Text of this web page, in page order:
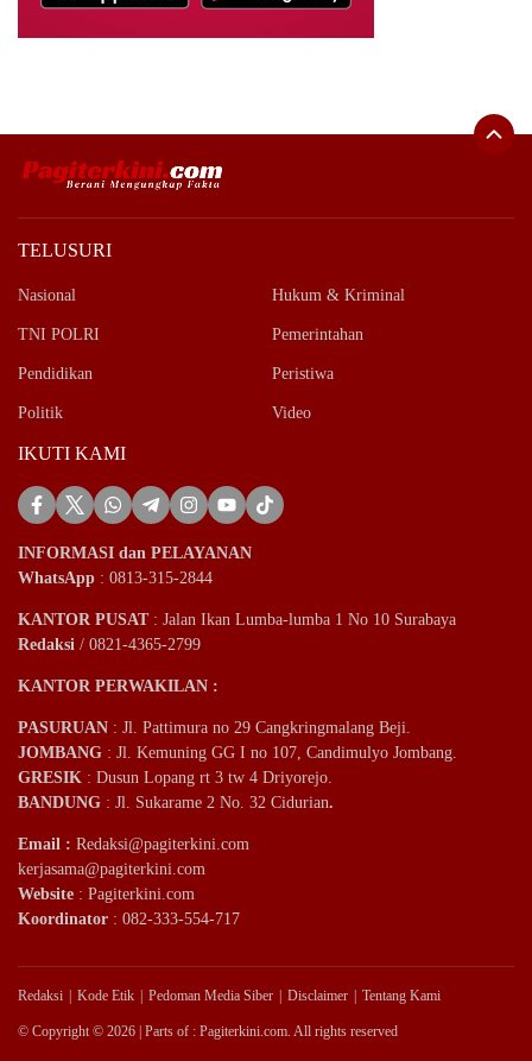
TELUSURI
Nasional Hukum & Kriminal
TNI POLRI Pemerintahan
Pendidikan Peristiwa
Politik Video
IKUTI KAMI
INFORMASI dan PELAYANAN
WhatsApp : 0813-315-2844
KANTOR PUSAT: Jalan Ikan Lumba-lumba 1 No 10 Surabaya
Redaksi / 0821-4365-2799
KANTOR PERWAKILAN :
PASURUAN : Jl. Pattimura no 29 Cangkringmalang Beji.
JOMBANG : Jl. Kemuning GG I no 107, Candimulyo Jombang.
GRESIK : Dusun Lopang rt 3 tw 4 Driyorejo.
BANDUNG : Jl. Sukarame 2 No. 32 Cidurian.
Email : Redaksi@pagiterkini.com
kerjasama@pagiterkini.com
Website : Pagiterkini.com
Koordinator : 082-333-554-717
Redaksi Kode Etik Pedoman Media Siber Disclaimer Tentang Kami
© Copyright © 2026 | Parts of : Pagiterkini.com. All rights reserved